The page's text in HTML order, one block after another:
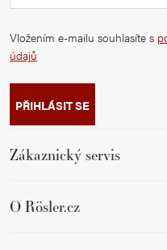
Vložením e-mailu souhlasíte s
údajů
PŘIHLÁSIT SE
Zákaznický servis
O Rösler.cz